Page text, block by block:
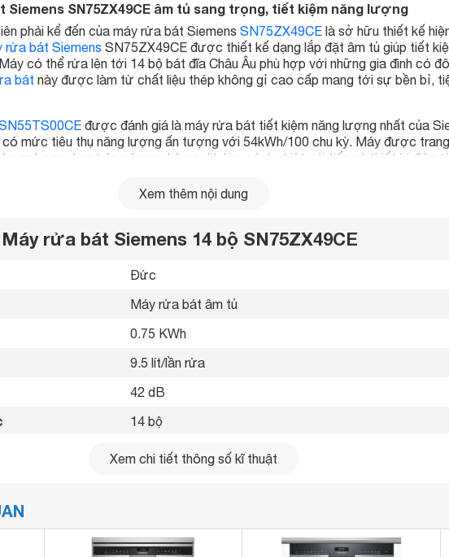
Siemens SN75ZX49CE âm tủ sang trọng, tiết kiệm năng lượng
phải kể đến của máy rửa bát Siemens SN75ZX49CE là sở hữu thiết kế
rửa bát Siemens SN75ZX49CE được thiết kế dạng lắp đặt âm tủ giúp tiết
có thể rửa lên tới 14 bộ bát đĩa Châu Âu phù hợp với những gia đình có
bát này được làm từ chất liệu thép không gỉ cao cấp mang tới sự bền bỉ,
được đánh giá là máy rửa bát tiết kiệm năng lượng nhất của
có mức tiêu thụ năng lượng ấn tượng với 54kWh/100 chu kỳ. Máy được
quả cao dựa trên công nghệ zeolit, lớp cách nhiệt cải tiến và thiết bị điện
Xem thêm nội dung
rửa bát Siemens 14 bộ SN75ZX49CE
Đức
Máy rửa bát âm tủ
0.75 KWh
9.5 lít/lần rửa
42 dB
14 bộ
Thép
8 chương trình
Xem chi tiết thông số kĩ thuật